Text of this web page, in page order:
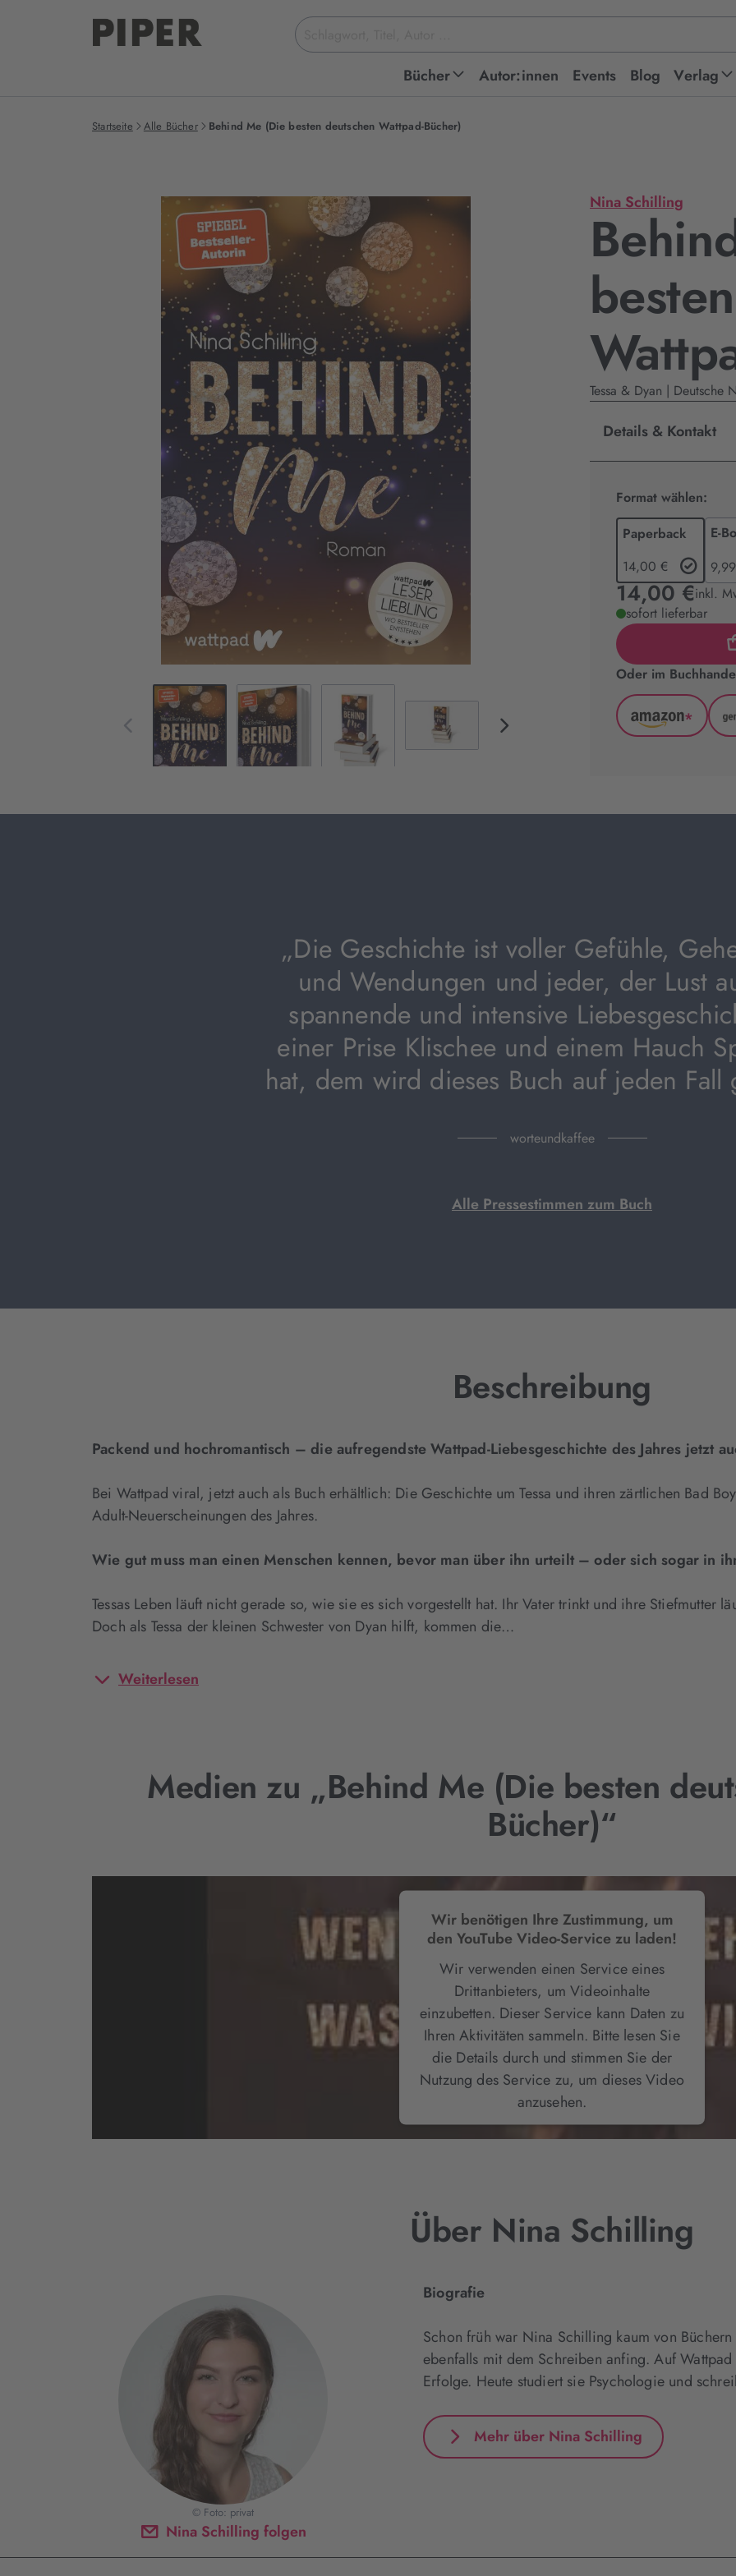
Suchbegriff
eingeben
Bücher Autor:innen Events Blog Verlag
Startseite Alle Bücher Behind Me (Die besten deutschen Wattpad-Bücher)
Produktbilder
zum
Buch
Nina Schilling
Tessa & Dyan | Deutsche
Details & Kontakt
Format wählen:
Paperback
14,00 €
E-
14,00 €inkl.
sofort lieferbar
Oder im
Amazon
geöffnet)
*
„Die Geschichte ist voller Gefühle,
und Wendungen und jeder, der Lust
spannende und intensive
einer Prise Klischee und einem Hauch
hat, dem wird dieses Buch auf jeden Fall
worteundkaffee
Alle Pressestimmen zum Buch
Beschreibung
Packend und hochromantisch – die aufregendste Wattpad-Liebesgeschichte des Jahres jetzt
Bei Wattpad viral, jetzt auch als Buch erhältlich: Die Geschichte um Tessa und ihren zärtlichen Bad
Adult-Neuerscheinungen des Jahres.
Wie gut muss man einen Menschen kennen, bevor man über ihn urteilt – oder sich sogar in
Tessas Leben läuft nicht gerade so, wie sie es sich vorgestellt hat. Ihr Vater trinkt und ihre Stiefmutter
Doch als Tessa der kleinen Schwester von Dyan hilft, kommen die…
Weiterlesen
Medien zu „Behind Me (Die besten
Bücher)“
Wir benötigen Ihre Zustimmung, um
den YouTube Video-Service zu laden!
Wir verwenden einen Service eines
Drittanbieters, um Videoinhalte
einzubetten. Dieser Service kann Daten zu
Ihren Aktivitäten sammeln. Bitte lesen Sie
die Details durch und stimmen Sie der
Nutzung des Service zu, um dieses Video
anzusehen.
Über Nina Schilling
Nina Schilling folgen
© Foto: privat
Biografie
Schon früh war Nina Schilling kaum von
ebenfalls mit dem Schreiben anfing. Auf
Erfolge. Heute studiert sie Psychologie und
Mehr über Nina Schilling